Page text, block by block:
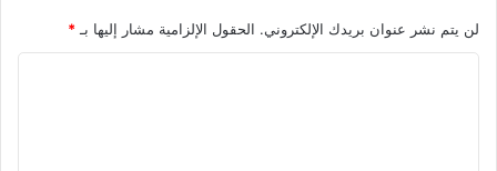
لن يتم نشر عنوان بريدك الإلكتروني. الحقول الإلزامية مشار إليها بـ *